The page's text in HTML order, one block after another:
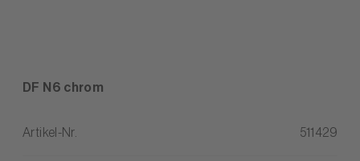
DF N6 chrom
Artikel-Nr. 511429